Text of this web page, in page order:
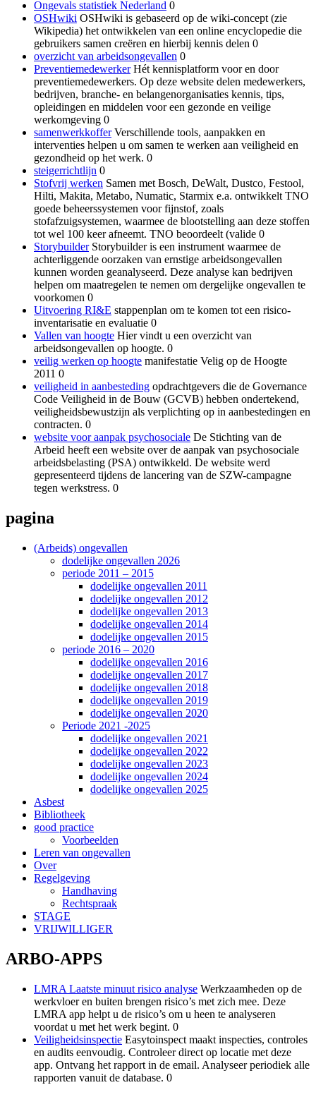
Ongevals statistiek Nederland 0
OSHwiki OSHwiki is gebaseerd op de wiki-concept (zie
Wikipedia) het ontwikkelen van een online encyclopedie die
gebruikers samen creëren en hierbij kennis delen 0
overzicht van arbeidsongevallen 0
PreventiemedewerkerHét kennisplatform voor en door
preventiemedewerkers. Op deze website delen medewerkers,
bedrijven, branche- en belangenorganisaties kennis, tips,
opleidingen en middelen voor een gezonde en veilige
werkomgeving 0
samenwerkkofferVerschillende tools, aanpakken en
interventies helpen u om samen te werken aan veiligheid en
gezondheid op het werk. 0
steigerrichtlijn 0
Stofvrij werken Samen met Bosch, DeWalt, Dustco, Festool,
Hilti, Makita, Metabo, Numatic, Starmix e.a. ontwikkelt TNO
goede beheerssystemen voor fijnstof, zoals
stofafzuigsystemen, waarmee de blootstelling aan deze stoffen
tot wel 100 keer afneemt. TNO beoordeelt (valide 0
StorybuilderStorybuilder is een instrument waarmee de
achterliggende oorzaken van ernstige arbeidsongevallen
kunnen worden geanalyseerd. Deze analyse kan bedrijven
helpen om maatregelen te nemen om dergelijke ongevallen te
voorkomen 0
Uitvoering RI&E stappenplan om te komen tot een risico-
inventarisatie en evaluatie 0
Vallen van hoogte Hier vindt u een overzicht van
arbeidsongevallen op hoogte. 0
veilig werken op hoogte manifestatie Velig op de Hoogte
2011 0
veiligheid in aanbesteding opdrachtgevers die de Governance
Code Veiligheid in de Bouw (GCVB) hebben ondertekend,
veiligheidsbewustzijn als verplichting op in aanbestedingen en
contracten. 0
website voor aanpak psychosociale De Stichting van de
Arbeid heeft een website over de aanpak van psychosociale
arbeidsbelasting (PSA) ontwikkeld. De website werd
gepresenteerd tijdens de lancering van de SZW-campagne
tegen werkstress. 0
pagina
(Arbeids) ongevallen
dodelijke ongevallen 2026
periode 2011 – 2015
dodelijke ongevallen 2011
dodelijke ongevallen 2012
dodelijke ongevallen 2013
dodelijke ongevallen 2014
dodelijke ongevallen 2015
periode 2016 – 2020
dodelijke ongevallen 2016
dodelijke ongevallen 2017
dodelijke ongevallen 2018
dodelijke ongevallen 2019
dodelijke ongevallen 2020
Periode 2021 -2025
dodelijke ongevallen 2021
dodelijke ongevallen 2022
dodelijke ongevallen 2023
dodelijke ongevallen 2024
dodelijke ongevallen 2025
Asbest
Bibliotheek
good practice
Voorbeelden
Leren van ongevallen
Over
Regelgeving
Handhaving
Rechtspraak
STAGE
VRIJWILLIGER
ARBO-APPS
LMRA Laatste minuut risico analyse Werkzaamheden op de
werkvloer en buiten brengen risico’s met zich mee. Deze
LMRA app helpt u de risico’s om u heen te analyseren
voordat u met het werk begint. 0
Veiligheidsinspectie Easytoinspect maakt inspecties, controles
en audits eenvoudig. Controleer direct op locatie met deze
app. Ontvang het rapport in de email. Analyseer periodiek alle
rapporten vanuit de database. 0